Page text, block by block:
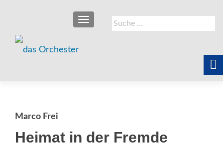
Suche
nach:
SCHALTE NAVIGATION
Marco Frei
Heimat in der Fremde